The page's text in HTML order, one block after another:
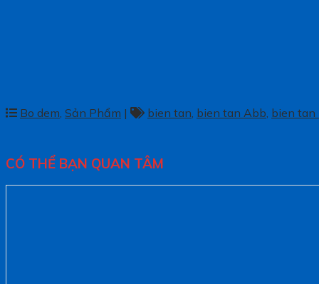
Bo dem Sản Phẩm | bien tan bien tan Abb bien tan
CÓ THỂ BẠN QUAN TÂM